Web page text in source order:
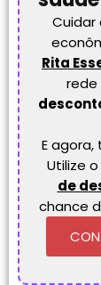
Cuidar
Rita
rede
E
Utilize
de
chance